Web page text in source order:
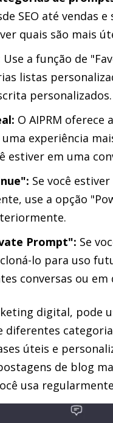
SEO até vendas
quais são mais
Use a função de
listas
personalizados.
O AIPRM
experiência
estiver em uma
Se você
use a opção
Prompt": Se
lo para uso
conversas ou em
digital, pode
diferentes
úteis e
de blog
usa